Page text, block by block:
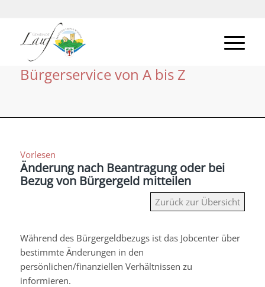
Bürgerservice von A bis Z
Vorlesen
Änderung nach Beantragung oder bei
Bezug von Bürgergeld mitteilen
Zurück zur Übersicht
Während des Bürgergeldbezugs ist das Jobcenter über
bestimmte Änderungen in den
persönlichen/finanziellen Verhältnissen zu
informieren.